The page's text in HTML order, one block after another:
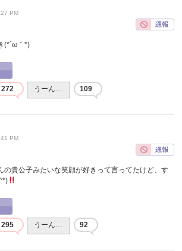
PM
(*´ω｀*)
272 うーん… 109
PM
の貴公子みたいな笑顔が好きって言ってたけど、す
295 うーん… 92